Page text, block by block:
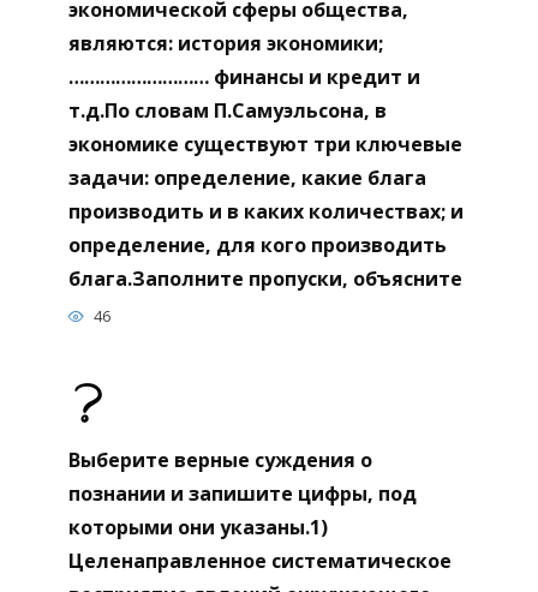
экономической сферы общества,
являются: история экономики;
……………………… финансы и кредит и
т.д.По словам П.Самуэльсона, в
экономике существуют три ключевые
задачи: определение, какие блага
производить и в каких количествах; и
определение, для кого производить
блага.Заполните пропуски, объясните
46
Выберите верные суждения о
познании и запишите цифры, под
которыми они указаны.1)
Целенаправленное систематическое